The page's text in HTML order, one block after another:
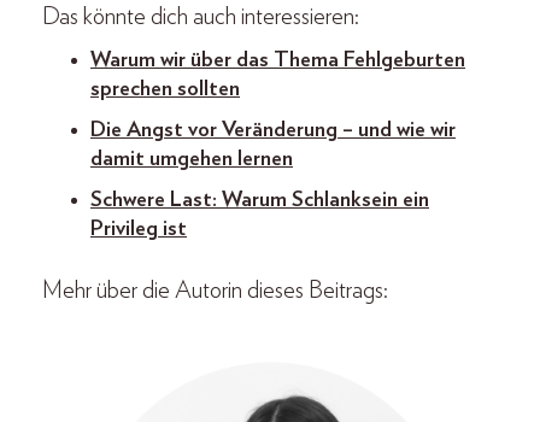
Das könnte dich auch interessieren:
Warum wir über das Thema Fehlgeburten
sprechen sollten
Die Angst vor Veränderung – und wie wir
damit umgehen lernen
Schwere Last: Warum Schlanksein ein
Privileg ist
Mehr über die Autorin dieses Beitrags: